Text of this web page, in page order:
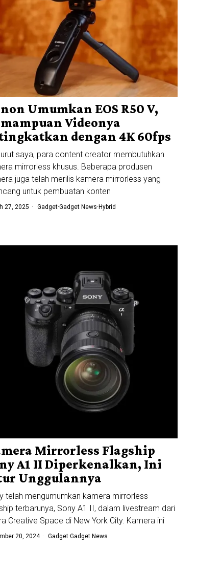
Umumkan EOS R50 V,
Videonya
dengan 4K 60fps
saya, para content creator membutuhkan
mirrorless khusus. Beberapa produsen
juga telah merilis kamera mirrorless yang
untuk pembuatan konten
27, 2025 Gadget·Gadget News· Hybrid
Mirrorless Flagship
A1 II Diperkenalkan, Ini
Unggulannya
telah mengumumkan kamera mirrorless
terbarunya, Sony A1 II, dalam livestream dari
Creative Space di New York City. Kamera ini
20, 2024 Gadget·Gadget News